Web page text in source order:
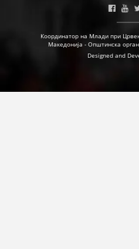
Координатор на Млади при
Македонија - Општинска
Designed and